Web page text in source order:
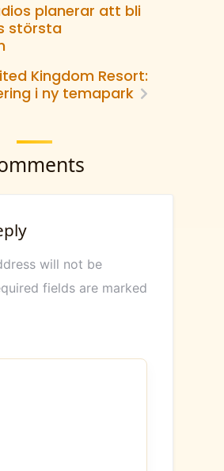
planerar att bli
största
Kingdom Resort:
i ny temapark
will not be
fields are marked